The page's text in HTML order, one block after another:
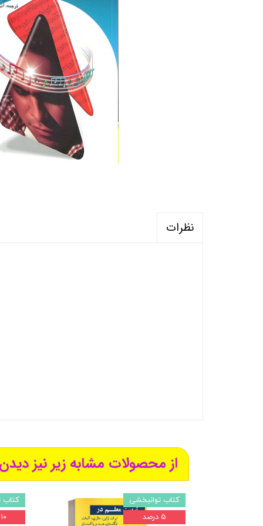
منابع آزمون استخدامی آموزگار ابتدایی
کتب
نظرات
کتاب
۱۰ درصد
کتاب توانبخشی
۵ درصد
از محصولات مشابه زیر نیز